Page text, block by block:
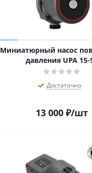
Миниатюрный насос
давления UPA 15-
Достаточно
13 000 ₽/шт